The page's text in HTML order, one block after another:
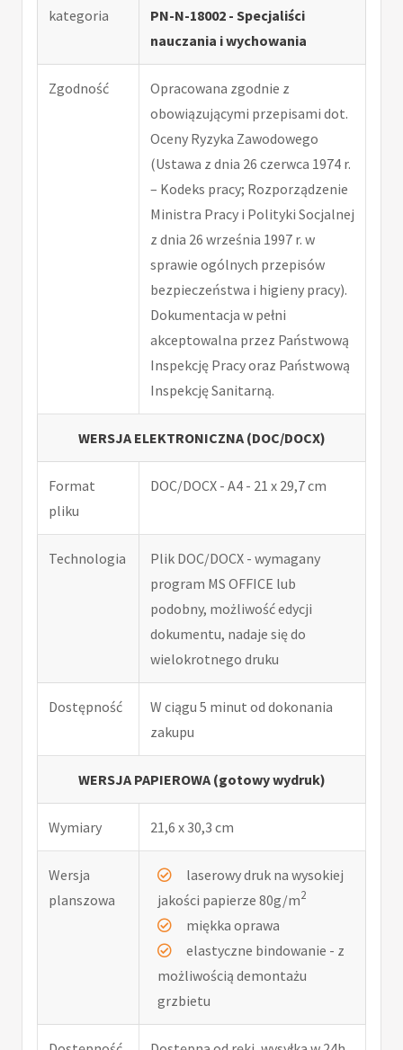
kategoria
PN-N-18002 - Specjaliści
nauczania i wychowania
Zgodność
Opracowana zgodnie z
obowiązującymi przepisami dot.
Oceny Ryzyka Zawodowego
(Ustawa z dnia 26 czerwca 1974 r.
– Kodeks pracy; Rozporządzenie
Ministra Pracy i Polityki Socjalnej
z dnia 26 września 1997 r. w
sprawie ogólnych przepisów
bezpieczeństwa i higieny pracy).
Dokumentacja w pełni
akceptowalna przez Państwową
Inspekcję Pracy oraz Państwową
Inspekcję Sanitarną.
WERSJA ELEKTRONICZNA (DOC/DOCX)
Format
pliku
DOC/DOCX - A4 - 21 x 29,7 cm
Technologia
Plik DOC/DOCX - wymagany
program MS OFFICE lub
podobny, możliwość edycji
dokumentu, nadaje się do
wielokrotnego druku
Dostępność
W ciągu 5 minut od dokonania
zakupu
WERSJA PAPIEROWA (gotowy wydruk)
Wymiary 21,6 x 30,3 cm
Wersja
planszowa
laserowy druk na wysokiej
jakości papierze 80g/m2
miękka oprawa
elastyczne bindowanie - z
możliwością demontażu
grzbietu